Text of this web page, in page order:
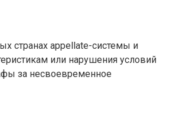
странах appellate-системы и
или нарушения условий
за несвоевременное